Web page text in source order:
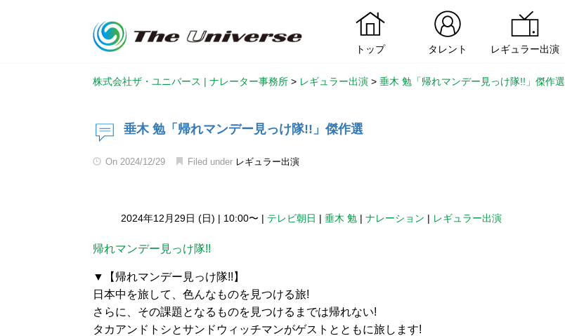
トップ タレント レギュラー出演
株式会社ザ・ユニバース | ナレーター事務所 > レギュラー出演 > 垂木 勉「帰れマンデー見っけ隊!!」傑作選
垂木 勉「帰れマンデー見っけ隊!!」傑作選
On 2024/12/29 Filed under レギュラー出演
2024年12月29日 (日) | 10:00〜 | テレビ朝日 | 垂木 勉 | ナレーション | レギュラー出演
帰れマンデー見っけ隊!!
▼【帰れマンデー見っけ隊!!】
日本中を旅して、色んなものを見つける旅!
さらに、その課題となるものを見つけるまでは帰れない!
タカアンドトシとサンドウィッチマンがゲストとともに旅します!